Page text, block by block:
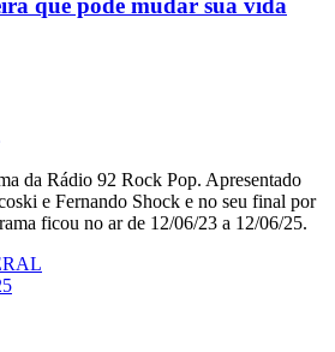
que pode mudar sua vida
da Rádio 92 Rock Pop. Apresentado
e Fernando Shock e no seu final por
ficou no ar de 12/06/23 a 12/06/25.